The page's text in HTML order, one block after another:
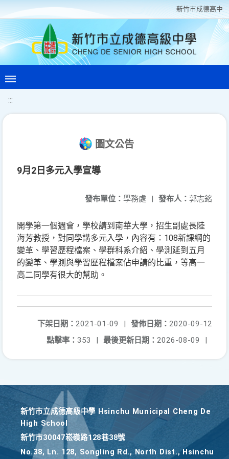
新竹巿成德高中
:::
圖文公告
9月2日多元入學宣導
發布人： 郭志銘
發布單位： 學務處 |
開學第一個週會，學校請到南華大學，招生副處長陸
海芳教授，對同學講多元入學，內容有：108新課綱的
變革、學習歷程檔案、學群科系介紹、學測延到五月
的變革、學測與學習歷程檔案佔申請的比重，等高一
高二同學有很大的幫助。
發佈日期： 2020-09-12
下架日期： 2021-01-09
|
最後更新日期： 2026-08-09 |
點擊率： 353 |
新竹巿立成德高級中學 Hsinchu Municipal Cheng De
High School
新竹巿30047崧嶺路128巷38號
No.38, Ln. 128, Songling Rd., North Dist., Hsinchu